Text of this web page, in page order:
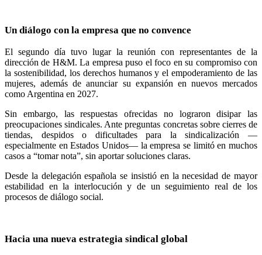
Un diálogo con la empresa que no convence
El segundo día tuvo lugar la reunión con representantes de la
dirección de H&M. La empresa puso el foco en su compromiso con
la sostenibilidad, los derechos humanos y el empoderamiento de las
mujeres, además de anunciar su expansión en nuevos mercados
como Argentina en 2027.
Sin embargo, las respuestas ofrecidas no lograron disipar las
preocupaciones sindicales. Ante preguntas concretas sobre cierres de
tiendas, despidos o dificultades para la sindicalización —
especialmente en Estados Unidos— la empresa se limitó en muchos
casos a “tomar nota”, sin aportar soluciones claras.
Desde la delegación española se insistió en la necesidad de mayor
estabilidad en la interlocución y de un seguimiento real de los
procesos de diálogo social.
Hacia una nueva estrategia sindical global